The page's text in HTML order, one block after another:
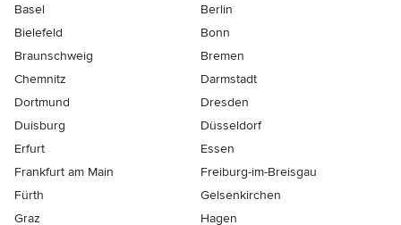
Basel
Berlin
Bielefeld
Bonn
Braunschweig
Bremen
Chemnitz
Darmstadt
Dortmund
Dresden
Duisburg
Düsseldorf
Erfurt
Essen
Frankfurt am Main
Freiburg-im-Breisgau
Fürth
Gelsenkirchen
Graz
Hagen